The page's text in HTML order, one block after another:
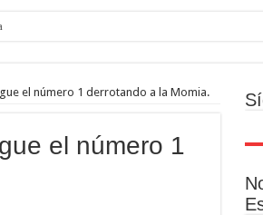
el número 1 derrotando a la Momia.
el número 1